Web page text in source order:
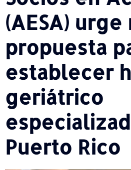
(AESA)
propuesta
establecer
geriátrico
Puerto Rico